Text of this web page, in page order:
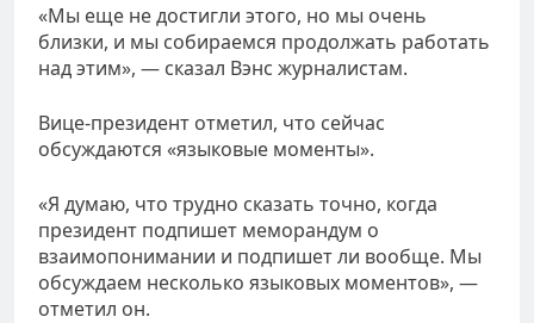
«Мы еще не достигли этого, но мы очень
близки, и мы собираемся продолжать работать
над этим», — сказал Вэнс журналистам.
Вице-президент отметил, что сейчас
обсуждаются «языковые моменты».
«Я думаю, что трудно сказать точно, когда
президент подпишет меморандум о
взаимопонимании и подпишет ли вообще. Мы
обсуждаем несколько языковых моментов», —
отметил он.